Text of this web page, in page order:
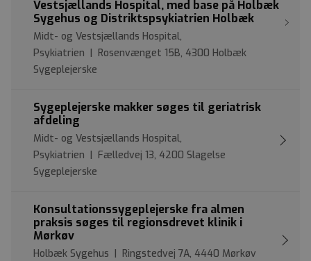
Vestsjællands Hospital, med base på Holbæk
Sygehus og Distriktspsykiatrien Holbæk
Midt- og Vestsjællands Hospital,
Psykiatrien | Rosenvænget 15B, 4300 Holbæk
Sygeplejerske
Sygeplejerske makker søges til geriatrisk
afdeling
Midt- og Vestsjællands Hospital,
Psykiatrien | Fælledvej 13, 4200 Slagelse
Sygeplejerske
Konsultationssygeplejerske fra almen
praksis søges til regionsdrevet klinik i
Mørkøv
Holbæk Sygehus | Ringstedvej 7A, 4440 Mørkøv